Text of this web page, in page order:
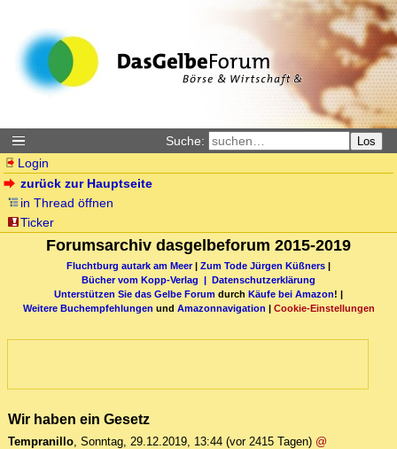
Suche: Los
Login
zurück zur Hauptseite
in Thread öffnen
Ticker
Forumsarchiv dasgelbeforum 2015-2019
Fluchtburg autark am Meer| Zum Tode Jürgen Küßners
Bücher vom Kopp-Verlag |
Datenschutzerklärung
Unterstützen Sie das Gelbe Forum durch Käufe bei Amazon! |
Weitere Buchempfehlungen und Amazonnavigation Cookie-Einstellungen
Wir haben ein Gesetz
Tempranillo Sonntag, 29.12.2019, 13:44 (vor 2415 Tagen) @